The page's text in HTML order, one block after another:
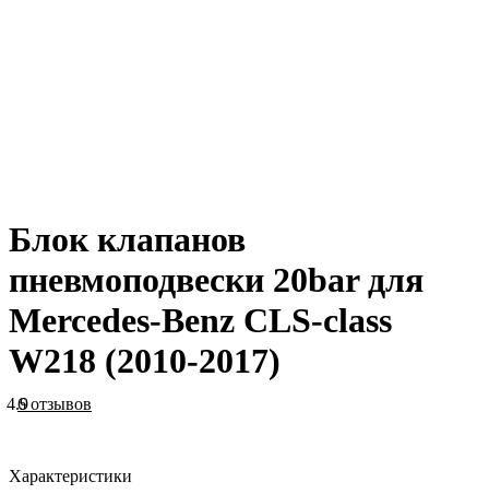
Блок клапанов
пневмоподвески 20bar для
Mercedes-Benz CLS-class
W218 (2010-2017)
4.96 отзывов
Характеристики